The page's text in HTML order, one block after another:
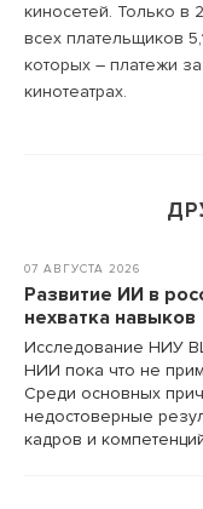
Согласие
Политика
киносетей. Только в
всех плательщиков
которых – платежи
кинотеатрах.
07 АВГУСТА 2026
Развитие ИИ в
нехватка навыков
Исследование НИУ
НИИ пока что не
Среди основных
недостоверные
кадров и